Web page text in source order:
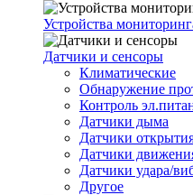
Устройства
Датчики и сенсоры
Климатические
Обнаружение
Контроль
Датчики дыма
Датчики
Датчики
Датчики удара/
Другое